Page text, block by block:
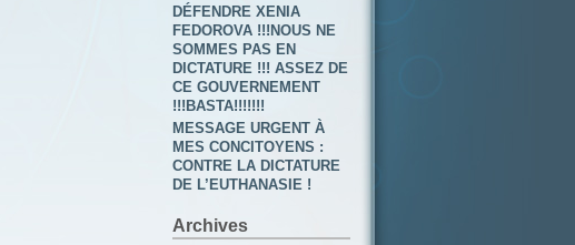
DÉFENDRE XENIA
FEDOROVA !!!NOUS NE
SOMMES PAS EN
DICTATURE !!! ASSEZ DE
CE GOUVERNEMENT
!!!BASTA!!!!!!!
MESSAGE URGENT À
MES CONCITOYENS :
CONTRE LA DICTATURE
DE L’EUTHANASIE !
Archives